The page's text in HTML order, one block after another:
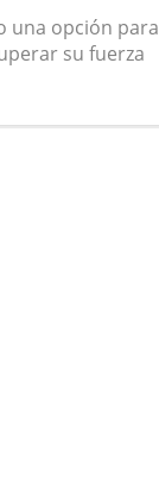
una opción para
su fuerza